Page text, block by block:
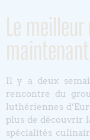
Le
maintenant
Il y a deux
rencontre du
luthériennes
plus de découvrir
spécialités